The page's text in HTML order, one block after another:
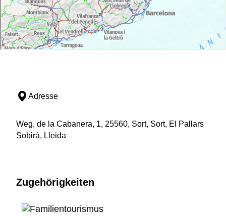
Adresse
Weg, de la Cabanera, 1, 25560, Sort, Sort, El Pallars
Sobirà, Lleida
Zugehörigkeiten